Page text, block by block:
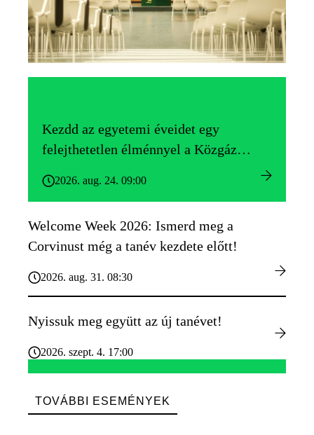
Kezdd az egyetemi éveidet egy
felejthetetlen élménnyel a Közgáz
2026. aug. 24. 09:00
Welcome Week 2026: Ismerd meg a
Corvinust még a tanév kezdete előtt!
2026. aug. 31. 08:30
Nyissuk meg együtt az új tanévet!
2026. szept. 4. 17:00
TOVÁBBI ESEMÉNYEK